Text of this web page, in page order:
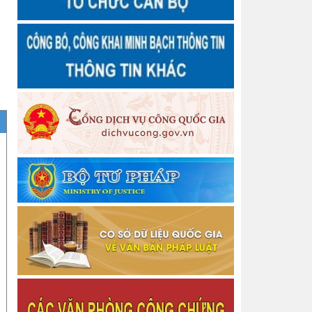
sự hành nghề công chứng
Thông báo Chấm dứt tập sự hành nghề công
chứng
Quyết định số 3458/QĐ-BTP Về việc công bố dữ
liệu hộ tịch và hướng dẫn kết nối, khai thác sử dụng
Thông báo về chiêu sinh Lớp bồi dưỡng nghiệp vụ
Thừa phát lại năm 2026
Thông báo Về việc thu hồi thẻ công chứng viên
Thông báo Về việc thu hồi thẻ công chứng viên
Thông báo cấp lại Giấy đăng ký hoạt động cho
Văn phòng công chứng
Thông báo cấp lại Giấy đăng ký hoạt động cho
Văn phòng công chứng
Thông báo cấp lại Giấy đăng ký hoạt động cho
Công ty Luật TNHH Nguyễn Ngọc Anh và Cộng sự
Thông báo Quyết định Đăng ký tập sự hành nghề
công chứng
Danh sách người thực hiện trợ giúp pháp lý tại
Nguyên